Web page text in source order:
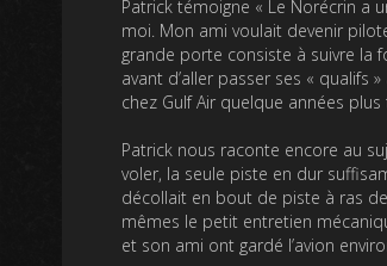
Patrick témoigne « Le Norécrin a
moi. Mon ami voulait devenir
grande porte consiste à suivre la
avant d’aller passer ses « qualifs
chez Gulf Air quelque années plus
Patrick nous raconte encore au
voler, la seule piste en dur
décollait en bout de piste à ras
mêmes le petit entretien
et son ami ont gardé l’avion